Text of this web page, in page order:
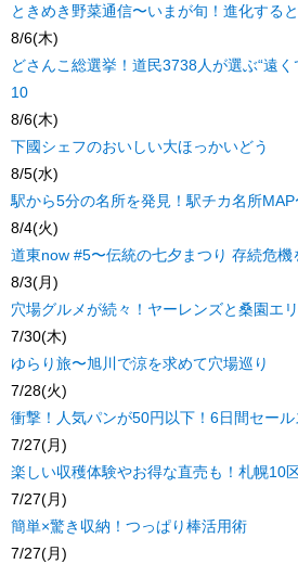
ときめき野菜通信〜いまが旬！進化する
8/6(木)
どさんこ総選挙！道民3738人が選ぶ“遠
10
8/6(木)
下國シェフのおいしい大ほっかいどう
8/5(水)
駅から5分の名所を発見！駅チカ名所
8/4(火)
道東now #5〜伝統の七夕まつり 存続危機
8/3(月)
穴場グルメが続々！ヤーレンズと桑園エ
7/30(木)
ゆらり旅〜旭川で涼を求めて穴場巡り
7/28(火)
衝撃！人気パンが50円以下！6日間セール
7/27(月)
楽しい収穫体験やお得な直売も！札幌10
7/27(月)
簡単×驚き収納！つっぱり棒活用術
7/27(月)